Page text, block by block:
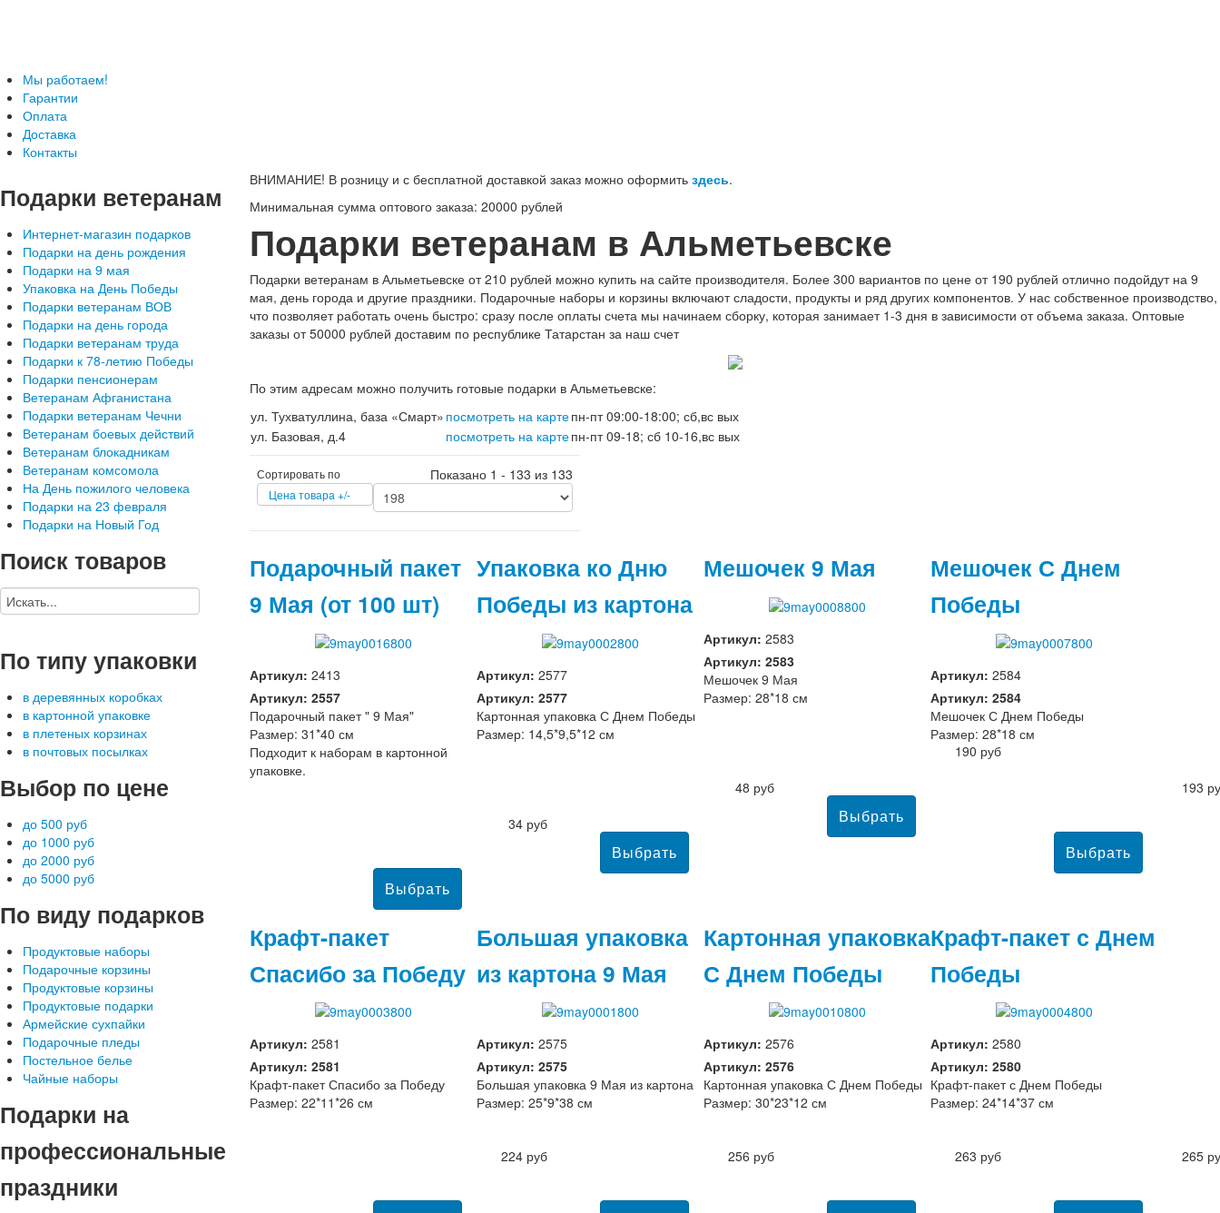
Мы работаем!
Гарантии
Оплата
Доставка
Контакты
ВНИМАНИЕ! В розницу и с бесплатной доставкой заказ можно оформить здесь.
Минимальная сумма оптового заказа: 20000 рублей
Подарки ветеранам в Альметьевске
Подарки ветеранам в Альметьевске от 210 рублей можно купить на сайте производителя. Более 300 вариантов по цене от 190 рублей отлично подойдут на 9
мая, день города и другие праздники. Подарочные наборы и корзины включают сладости, продукты и ряд других компонентов. У нас собственное производство,
что позволяет работать очень быстро: сразу после оплаты счета мы начинаем сборку, которая занимает 1-3 дня в зависимости от объема заказа. Оптовые
заказы от 50000 рублей доставим по республике Татарстан за наш счет
По этим адресам можно получить готовые подарки в Альметьевске:
ул. Тухватуллина, база «Смарт» посмотреть на картепн-пт 09:00-18:00; сб,вс вых
ул. Базовая, д.4
посмотреть на картепн-пт 09-18; сб 10-16,вс вых
Сортировать по
Цена товара +/-
Показано 1 - 133 из 133
Подарочный пакет
9 Мая (от 100 шт)
Артикул: 2413
Артикул: 2557
Подарочный пакет " 9 Мая"
Размер: 31*40 см
Подходит к наборам в картонной
упаковке.
34 руб
Упаковка ко Дню
Победы из картона
Артикул: 2577
Артикул: 2577
Картонная упаковка С Днем Победы
Размер: 14,5*9,5*12 см
48 руб
Мешочек 9 Мая
Артикул: 2583
Артикул: 2583
Мешочек 9 Мая
Размер: 28*18 см
190 руб
Мешочек С Днем
Победы
Артикул: 2584
Артикул: 2584
Мешочек С Днем Победы
Размер: 28*18 см
193
Крафт-пакет
Спасибо за Победу
Артикул: 2581
Артикул: 2581
Крафт-пакет Спасибо за Победу
Размер: 22*11*26 см
224 руб
Большая упаковка
из картона 9 Мая
Артикул: 2575
Артикул: 2575
Большая упаковка 9 Мая из картона
Размер: 25*9*38 см
256 руб
Картонная упаковка
С Днем Победы
Артикул: 2576
Артикул: 2576
Картонная упаковка С Днем Победы
Размер: 30*23*12 см
263 руб
Крафт-пакет с Днем
Победы
Артикул: 2580
Артикул: 2580
Крафт-пакет с Днем Победы
Размер: 24*14*37 см
265
Подарки ветеранам
Интернет-магазин подарков
Подарки на день рождения
Подарки на 9 мая
Упаковка на День Победы
Подарки ветеранам ВОВ
Подарки на день города
Подарки ветеранам труда
Подарки к 78-летию Победы
Подарки пенсионерам
Ветеранам Афганистана
Подарки ветеранам Чечни
Ветеранам боевых действий
Ветеранам блокадникам
Ветеранам комсомола
На День пожилого человека
Подарки на 23 февраля
Подарки на Новый Год
Поисктоваров
Потипу упаковки
в деревянных коробках
в картонной упаковке
в плетеных корзинах
в почтовых посылках
Выбор по цене
до 500 руб
до 1000 руб
до 2000 руб
до 5000 руб
По виду подарков
Продуктовые наборы
Подарочные корзины
Продуктовые корзины
Продуктовые подарки
Армейские сухпайки
Подарочные пледы
Постельное белье
Чайные наборы
Подарки на
профессиональные
праздники